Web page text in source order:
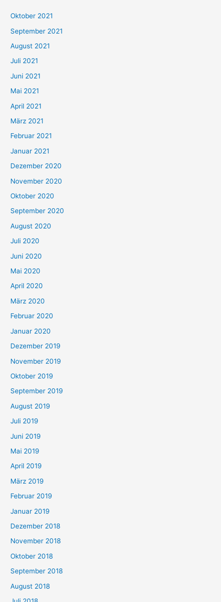
n
n
a
c
h
:
Oktober 2021
September 2021
August 2021
Juli 2021
Juni 2021
Mai 2021
April 2021
März 2021
Februar 2021
Januar 2021
Dezember 2020
November 2020
Oktober 2020
September 2020
August 2020
Juli 2020
Juni 2020
Mai 2020
April 2020
März 2020
Februar 2020
Januar 2020
Dezember 2019
November 2019
Oktober 2019
September 2019
August 2019
Juli 2019
Juni 2019
Mai 2019
April 2019
März 2019
Februar 2019
Januar 2019
Dezember 2018
November 2018
Oktober 2018
September 2018
August 2018